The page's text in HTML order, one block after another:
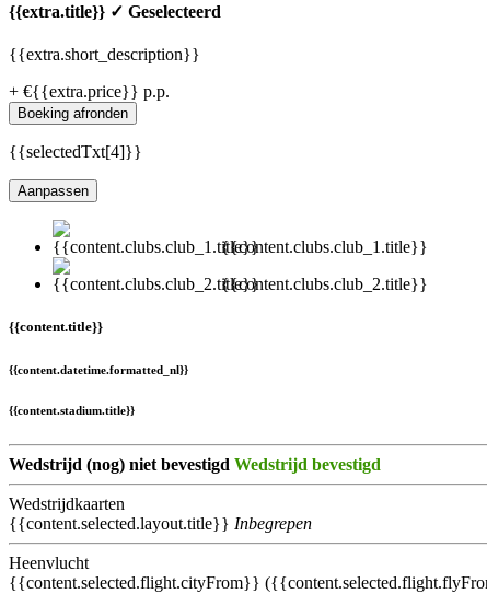
{{extra.title}} ✓ Geselecteerd
{{extra.short_description}}
+ €{{extra.price}} p.p.
Boeking afronden
{{selectedTxt[4]}}
Aanpassen
{{content.clubs.club_1.title}}
{{content.clubs.club_2.title}}
{{content.title}}
{{content.datetime.formatted_nl}}
{{content.stadium.title}}
Wedstrijd (nog) niet bevestigd Wedstrijd bevestigd
Wedstrijdkaarten
{{content.selected.layout.title}} Inbegrepen
Heenvlucht
{{content.selected.flight.cityFrom}}